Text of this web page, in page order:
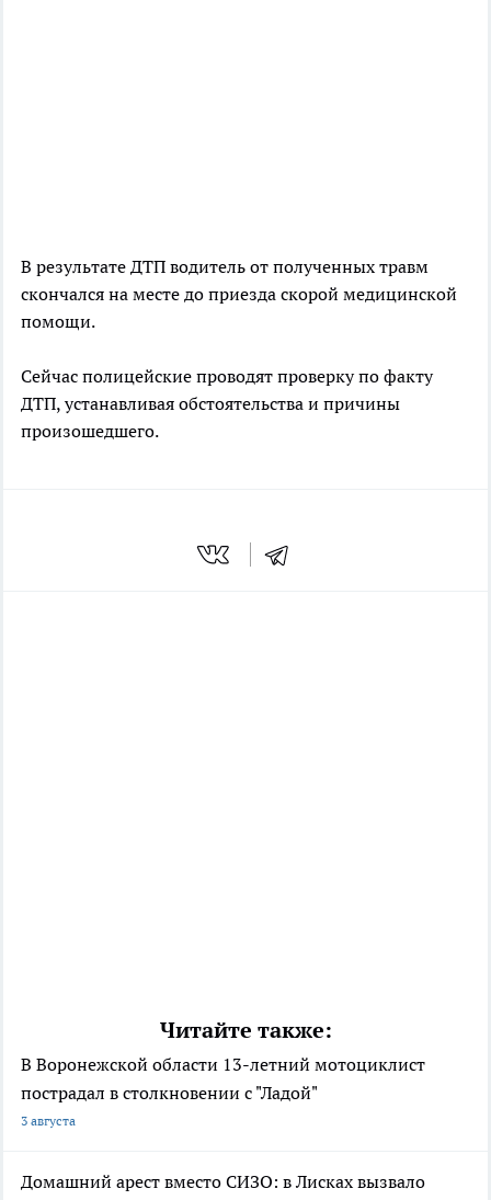
В результате ДТП водитель от полученных травм
скончался на месте до приезда скорой медицинской
помощи.
Сейчас полицейские проводят проверку по факту
ДТП, устанавливая обстоятельства и причины
произошедшего.
Читайте также:
В Воронежской области 13-летний мотоциклист
пострадал в столкновении с "Ладой"
3 августа
Домашний арест вместо СИЗО: в Лисках вызвало